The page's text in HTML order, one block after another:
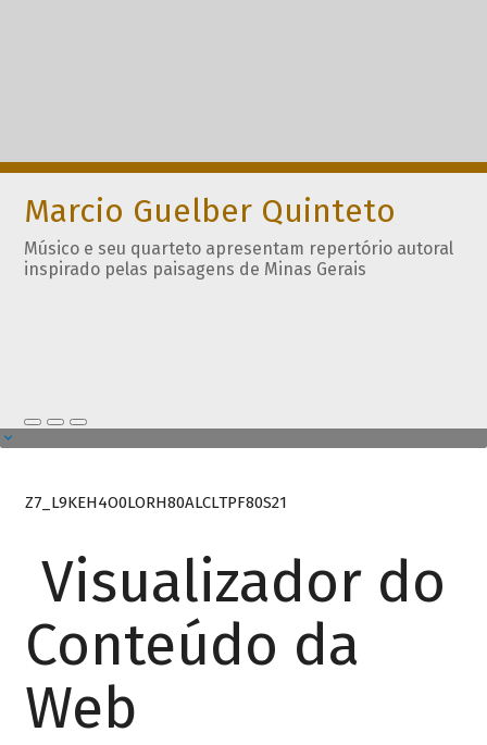
Marcio Guelber Quinteto
Músico e seu quarteto apresentam repertório autoral
inspirado pelas paisagens de Minas Gerais
Z7_L9KEH4O0LORH80ALCLTPF80S21
Visualizador do
Conteúdo da
Web